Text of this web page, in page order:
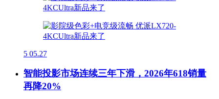
5 05.27
智能投影市场连续三年下滑，2026年618销量
再降20%